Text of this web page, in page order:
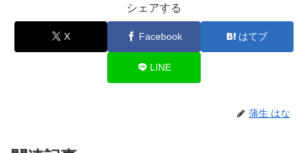
シェアする
X Facebook はてブ
LINE
蒲生 はな